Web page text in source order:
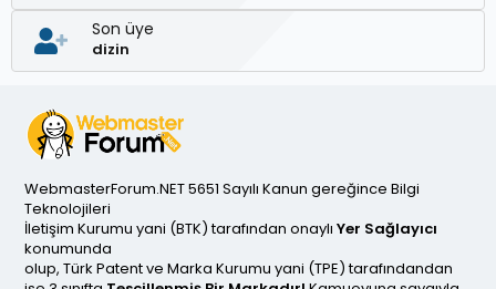
Son üye
dizin
WebmasterForum.NET 5651 Sayılı Kanun gereğince Bilgi
Teknolojileri
İletişim Kurumu yani (BTK) tarafından onaylı Yer Sağlayıcı
konumunda
olup, Türk Patent ve Marka Kurumu yani (TPE) tarafındandan